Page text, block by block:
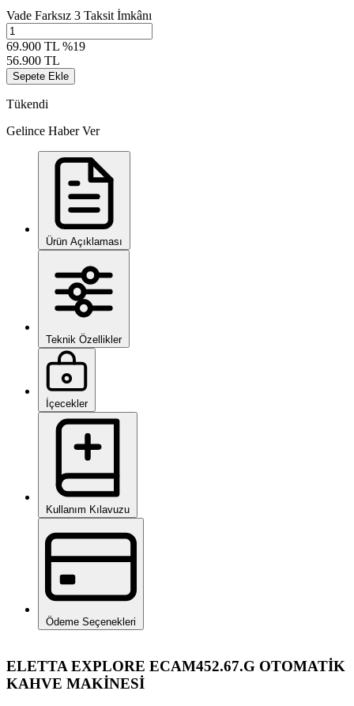
Vade Farksız 3 Taksit İmkânı
69.900 TL %19
56.900 TL
Sepete Ekle
Tükendi
Gelince Haber Ver
Ürün Açıklaması
Teknik Özellikler
İçecekler
Kullanım Kılavuzu
Ödeme Seçenekleri
ELETTA EXPLORE ECAM452.67.G OTOMATİK
KAHVE MAKİNESİ